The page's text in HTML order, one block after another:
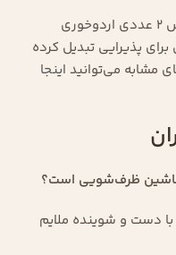
ترکیب زیبایی، کیفیت و کاربرد، سرویس ۲ عددی اردوخوری
پذیرایی تبدیل کرده
مشابه می‌توانید اینجا
دست و شوینده ملایم